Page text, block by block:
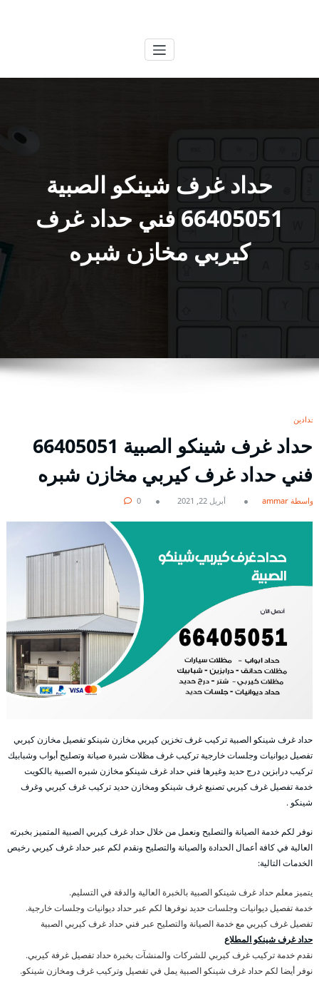
حداد غرف شينكو الصبية
66405051 فني حداد غرف
كيربي مخازن شبره
حدادين
حداد غرف شينكو الصبية 66405051
فني حداد غرف كيربي مخازن شبره
بواسطة ammar أبريل 22, 2021 0
حداد غرف شينكو الصبية تركيب غرف تخزين كيربي مخازن شينكو تفصيل مخازن كيربي
تفصيل ديوانيات وجلسات خارجية تركيب غرف مظلات شبرة صيانة وتصليح أبواب وشبابيك
تركيب درابزين درج حديد وغيرها فني حداد غرف شينكو مخازن شبره الصبية بالكويت
خدمة تفصيل غرف كيربي تصنيع غرف شينكو ومخازن حديد تركيب غرف كيربي وغرف
شينكو .
نوفر لكم خدمة الصيانة والتصليح ونعمل من خلال حداد غرف كيربي الصبية المتميز بخبرته
العالية في كافة أعمال الحدادة والصيانة والتصليح ونقدم لكم عبر حداد غرف كيربي رخيص
الخدمات التالية:
يتميز معلم حداد غرف شينكو الصبية بالخبرة العالية والدقة في التسليم.
خدمة تفصيل ديوانيات وجلسات حديد نوفرها لكم عبر حداد ديوانيات وجلسات خارجية.
تفصيل غرف كيربي مع خدمة الصيانة والتصليح عبر فني حداد غرف كيربي الصبية
حداد غرف شينكو المطلاع
نقدم خدمة تركيب غرف كيربي للشركات والمنشآت بخبرة حداد تفصيل غرفة كيربي.
نوفر أيضا لكم حداد غرف شينكو الصبية يمل في تفصيل وتركيب غرف ومخازن شينكو.